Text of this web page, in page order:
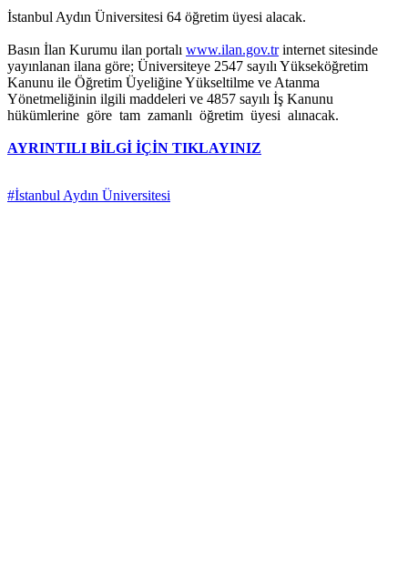
İstanbul Aydın Üniversitesi 64 öğretim üyesi alacak.
Basın İlan Kurumu ilan portalı www.ilan.gov.trinternet sitesinde
yayınlanan ilana göre; Üniversiteye 2547 sayılı Yükseköğretim
Kanunu ile Öğretim Üyeliğine Yükseltilme ve Atanma
Yönetmeliğinin ilgili maddeleri ve 4857 sayılı İş Kanunu
hükümlerine göre tam zamanlı öğretim üyesi alınacak.
AYRINTILI BİLGİ İÇİN TIKLAYINIZ
#İstanbul Aydın Üniversitesi